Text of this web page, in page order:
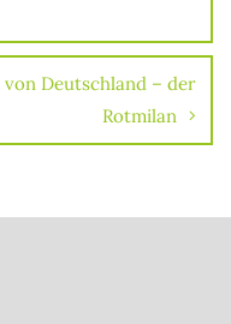
von Deutschland – der
Rotmilan